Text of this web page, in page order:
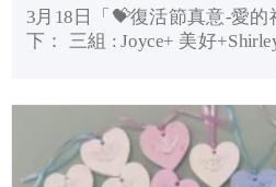
3月18日「💝復活節真意-愛
下： 三組 : Joyce+ 美好+Shirley 1) 接觸人數：9人 2) 聽完
5人 隊員分享如下： Joyce分享： 感恩由一開始就經歷神好
大的恩典及預備🎊🎉🌷 更感恩再次與美好及初次與Shirley
一起傳福音，她們不但會事
隊的時候還很主動，很大膽